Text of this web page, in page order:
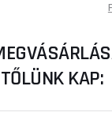
TŐLÜNK KAP: